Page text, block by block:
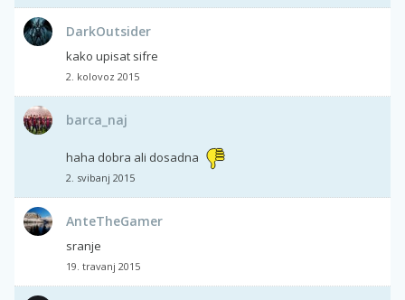
DarkOutsider
kako upisat sifre
2. kolovoz 2015
barca_naj
haha dobra ali dosadna
2. svibanj 2015
AnteTheGamer
sranje
19. travanj 2015